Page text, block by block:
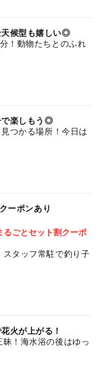
天候型も嬉しい◎
！動物たちとのふれ
で楽しもう◎
つかる場所！今日は
ーポンあり
るごとセット割クーポ
タッフ常駐で釣り子
火が上がる！
！海水浴の後はゆっ